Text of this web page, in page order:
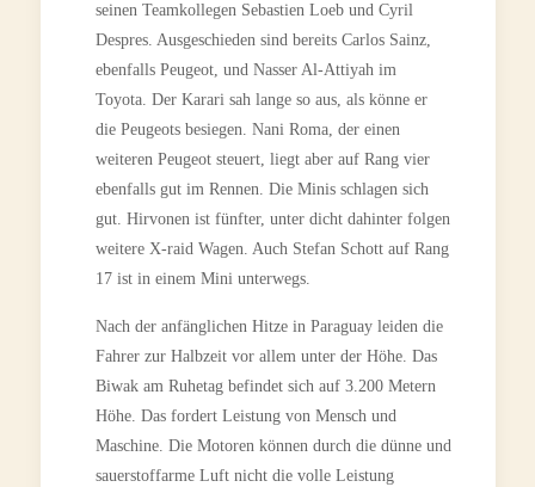
seinen Teamkollegen Sebastien Loeb und Cyril
Despres. Ausgeschieden sind bereits Carlos Sainz,
ebenfalls Peugeot, und Nasser Al-Attiyah im
Toyota. Der Karari sah lange so aus, als könne er
die Peugeots besiegen. Nani Roma, der einen
weiteren Peugeot steuert, liegt aber auf Rang vier
ebenfalls gut im Rennen. Die Minis schlagen sich
gut. Hirvonen ist fünfter, unter dicht dahinter folgen
weitere X-raid Wagen. Auch Stefan Schott auf Rang
17 ist in einem Mini unterwegs.
Nach der anfänglichen Hitze in Paraguay leiden die
Fahrer zur Halbzeit vor allem unter der Höhe. Das
Biwak am Ruhetag befindet sich auf 3.200 Metern
Höhe. Das fordert Leistung von Mensch und
Maschine. Die Motoren können durch die dünne und
sauerstoffarme Luft nicht die volle Leistung